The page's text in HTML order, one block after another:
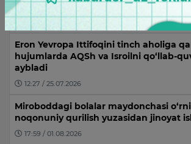
Tramp AQSh Ukrainaga qurol
Eron Yevropa Ittifoqini tinch aholiga
hujumlarda AQSh va Isroilni qo‘llab-
aybladi
12:27 / 25.07.2026
Miroboddagi bolalar maydonchasi
noqonuniy qurilish yuzasidan jinoyat
17:59 / 01.08.2026